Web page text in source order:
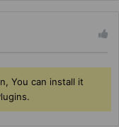
You can install it